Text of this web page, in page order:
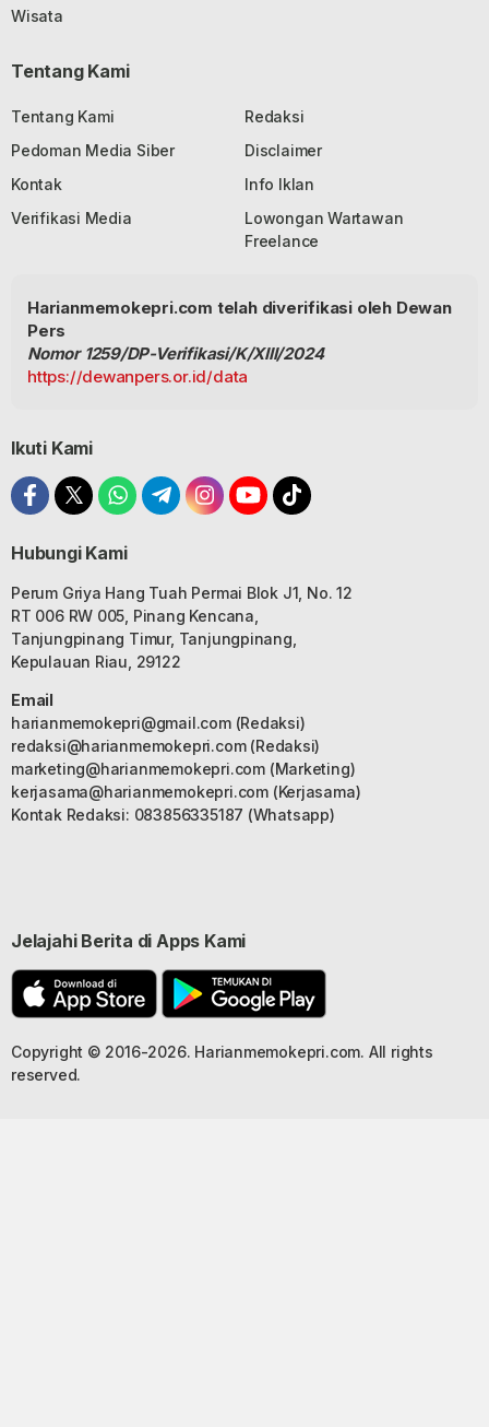
Wisata
Tentang Kami
Tentang Kami
Redaksi
Pedoman Media Siber
Disclaimer
Kontak
Info Iklan
Verifikasi Media
Lowongan Wartawan
Freelance
Harianmemokepri.com telah diverifikasi oleh Dewan
Pers
Nomor 1259/DP-Verifikasi/K/XIII/2024
https://dewanpers.or.id/data
Ikuti Kami
Hubungi Kami
Perum Griya Hang Tuah Permai Blok J1, No. 12
RT 006 RW 005, Pinang Kencana,
Tanjungpinang Timur, Tanjungpinang,
Kepulauan Riau, 29122
Email
harianmemokepri@gmail.com(Redaksi)
redaksi@harianmemokepri.com(Redaksi)
marketing@harianmemokepri.com(Marketing)
kerjasama@harianmemokepri.com(Kerjasama)
Kontak Redaksi: 083856335187 (Whatsapp)
Jelajahi Berita di Apps Kami
Copyright © 2016-2026. Harianmemokepri.com. All rights
reserved.